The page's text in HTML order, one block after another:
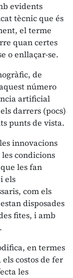
evidents
tècnic que és
el terme
quan certes
o enllaçar-se.
de
número
artificial
darrers (pocs)
punts de vista.
innovacions
condicions
les fan
els
com els
disposades
fites, i amb
en termes
costos de fer
les